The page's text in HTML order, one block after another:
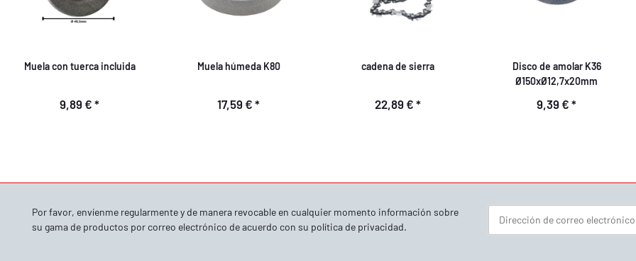
Muela con tuerca incluida
9,89 € *
Muela húmeda K80
17,59 € *
cadena de sierra
22,89 € *
Disco de amolar K36
Ø150xØ12,7x20mm
9,39 € *
Por favor, envíenme regularmente y de manera revocable en cualquier momento información sobre
su gama de productos por correo electrónico de acuerdo con su política de privacidad.